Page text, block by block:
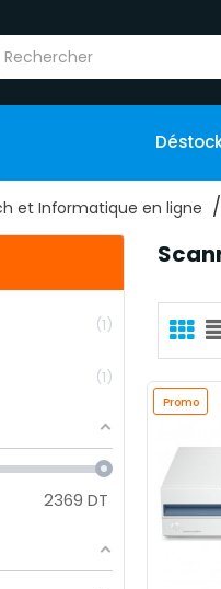
et Informatique en ligne
1
1
2369 DT
Promo